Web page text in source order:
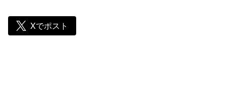
Xでポスト